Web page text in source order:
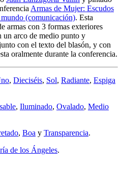
Armas de Mujer: Escudos
(comunicación). Esta
armas con 3 formas exteriores
un arco de medio punto y
con el texto del blasón, y con
oralmente durante la conferencia.
, Dieciséis, Sol, Radiante, Espiga
, Iluminado, Ovalado, Medio
, Boa y Transparencia.
de los Ángeles.